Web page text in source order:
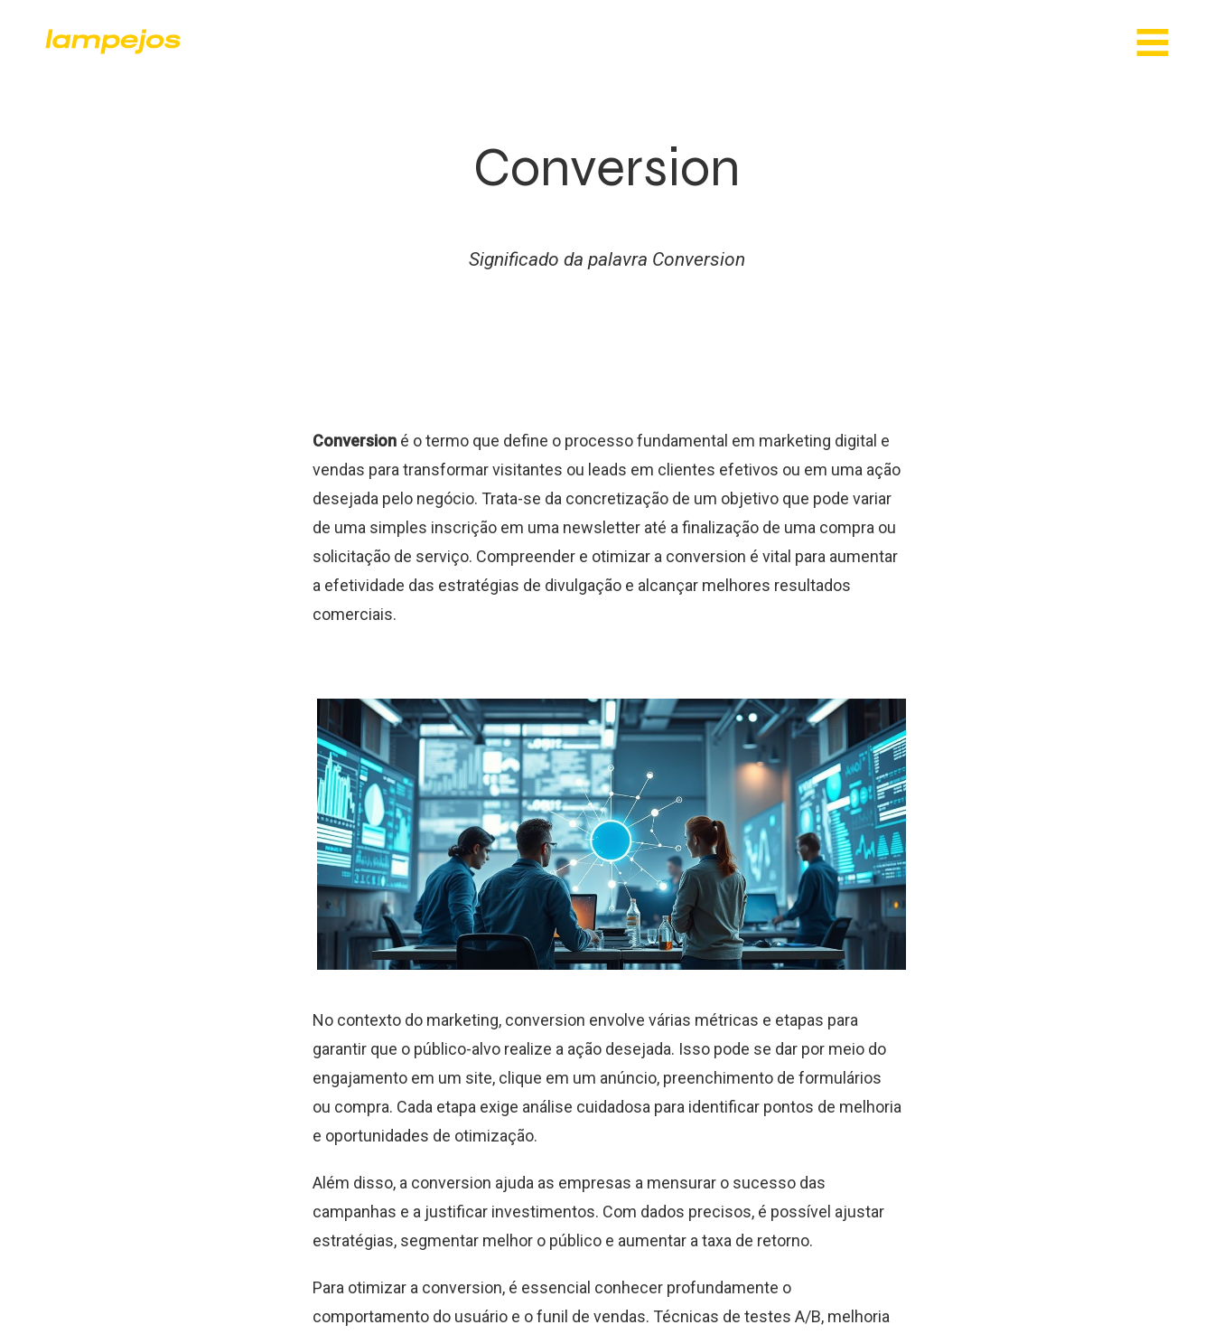
Conversion
Significado da palavra Conversion
Conversion é o termo que define o processo fundamental em marketing digital e
vendas para transformar visitantes ou leads em clientes efetivos ou em uma ação
desejada pelo negócio. Trata-se da concretização de um objetivo que pode variar
de uma simples inscrição em uma newsletter até a finalização de uma compra ou
solicitação de serviço. Compreender e otimizar a conversion é vital para aumentar
a efetividade das estratégias de divulgação e alcançar melhores resultados
comerciais.
No contexto do marketing, conversion envolve várias métricas e etapas para
garantir que o público-alvo realize a ação desejada. Isso pode se dar por meio do
engajamento em um site, clique em um anúncio, preenchimento de formulários
ou compra. Cada etapa exige análise cuidadosa para identificar pontos de melhoria
e oportunidades de otimização.
Além disso, a conversion ajuda as empresas a mensurar o sucesso das
campanhas e a justificar investimentos. Com dados precisos, é possível ajustar
estratégias, segmentar melhor o público e aumentar a taxa de retorno.
Para otimizar a conversion, é essencial conhecer profundamente o
comportamento do usuário e o funil de vendas. Técnicas de testes A/B, melhoria